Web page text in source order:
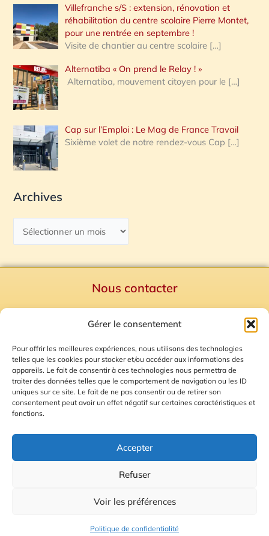
Gérer le consentement
Pour offrir les meilleures expériences, nous utilisons des technologies
telles que les cookies pour stocker et/ou accéder aux informations des
appareils. Le fait de consentir à ces technologies nous permettra de
traiter des données telles que le comportement de navigation ou les ID
uniques sur ce site. Le fait de ne pas consentir ou de retirer son
consentement peut avoir un effet négatif sur certaines caractéristiques et
fonctions.
Accepter
Refuser
Voir les préférences
Politique de confidentialité
Villefranche s/S : extension, rénovation et
réhabilitation du centre scolaire Pierre Montet,
pour une rentrée en septembre !
Visite de chantier au centre scolaire […]
Alternatiba « On prend le Relay ! »
Alternatiba, mouvement citoyen pour le […]
Cap sur l’Emploi : Le Mag de France Travail
Sixième volet de notre rendez-vous Cap […]
Archives
Nous contacter
Mentions Légales
Plan du site
Gestion des Cookies
© 2026 Radio Calade